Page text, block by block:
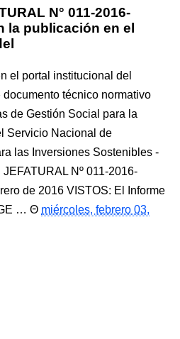
N° 011-2016-
la publicación en el
el portal institucional del
técnico normativo
de Gestión Social para la
Servicio Nacional de
las Inversiones Sostenibles -
Nº 011-2016-
de 2016 VISTOS: El Informe
…
miércoles, febrero 03,